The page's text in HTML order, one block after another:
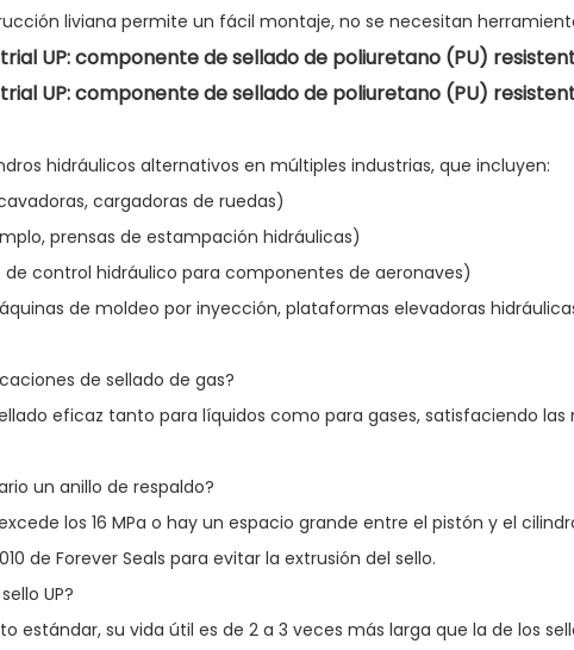
liviana permite un fácil montaje, no se necesitan
hidráulicos alternativos en múltiples industrias, que incluyen:
cargadoras de ruedas)
prensas de estampación hidráulicas)
control hidráulico para componentes de aeronaves)
de moldeo por inyección, plataformas elevadoras
de sellado de gas?
eficaz tanto para líquidos como para gases, satisfaciendo las
un anillo de respaldo?
los 16 MPa o hay un espacio grande entre el pistón y el
de Forever Seals para evitar la extrusión del sello.
UP?
estándar, su vida útil es de 2 a 3 veces más larga que la de los